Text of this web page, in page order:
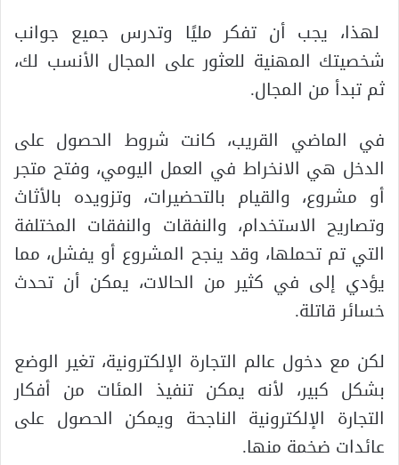
لهذا، يجب أن تفكر مليًا وتدرس جميع جوانب
شخصيتك المهنية للعثور على المجال الأنسب لك،
ثم تبدأ من المجال.
في الماضي القريب، كانت شروط الحصول على
الدخل هي الانخراط في العمل اليومي، وفتح متجر
أو مشروع، والقيام بالتحضيرات، وتزويده بالأثاث
وتصاريح الاستخدام، والنفقات والنفقات المختلفة
التي تم تحملها، وقد ينجح المشروع أو يفشل، مما
يؤدي إلى في كثير من الحالات، يمكن أن تحدث
خسائر قاتلة.
لكن مع دخول عالم التجارة الإلكترونية، تغير الوضع
بشكل كبير، لأنه يمكن تنفيذ المئات من أفكار
التجارة الإلكترونية الناجحة ويمكن الحصول على
عائدات ضخمة منها.